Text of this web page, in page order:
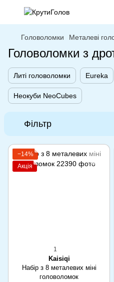
Головоломки Металеві
Головоломки з
Литі головоломки Eureka
Неокуби NeoCubes
Фільтр
−14%
Акція
1
Kaisiqi
Набір з 8 металевих міні
головоломок